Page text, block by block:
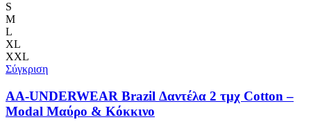
να
στη
σελίδα
του
S
M
L
XL
XXL
Σύγκριση
AA-UNDERWEAR Brazil Δαντέλα 2 τμχ Cotton –
Modal Μαύρο & Κόκκινο